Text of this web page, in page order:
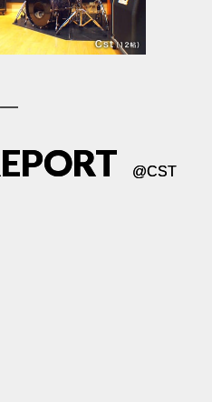
@CST